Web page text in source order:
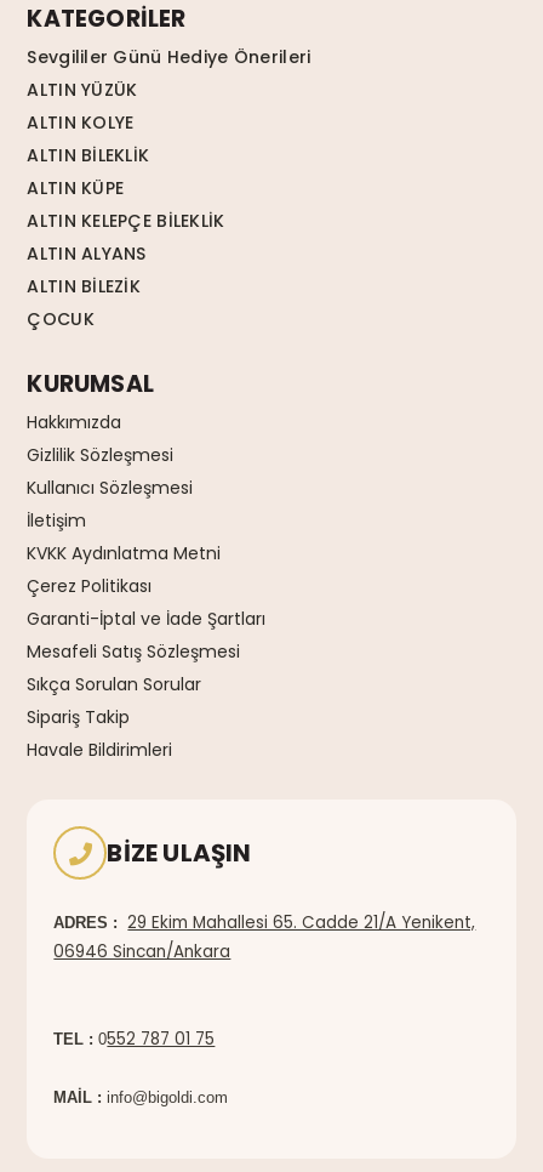
KATEGORİLER
Sevgililer Günü Hediye Önerileri
ALTIN YÜZÜK
ALTIN KOLYE
ALTIN BİLEKLİK
ALTIN KÜPE
ALTIN KELEPÇE BİLEKLİK
ALTIN ALYANS
ALTIN BİLEZİK
ÇOCUK
KURUMSAL
Hakkımızda
Gizlilik Sözleşmesi
Kullanıcı Sözleşmesi
İletişim
KVKK Aydınlatma Metni
Çerez Politikası
Garanti-İptal ve İade Şartları
Mesafeli Satış Sözleşmesi
Sıkça Sorulan Sorular
Sipariş Takip
Havale Bildirimleri
BIZE ULAŞIN
ADRES :
29 Ekim Mahallesi 65. Cadde 21/A Yenikent,
06946 Sincan/Ankara
TEL : 0552 787 01 75
MAİL :info@bigoldi.com